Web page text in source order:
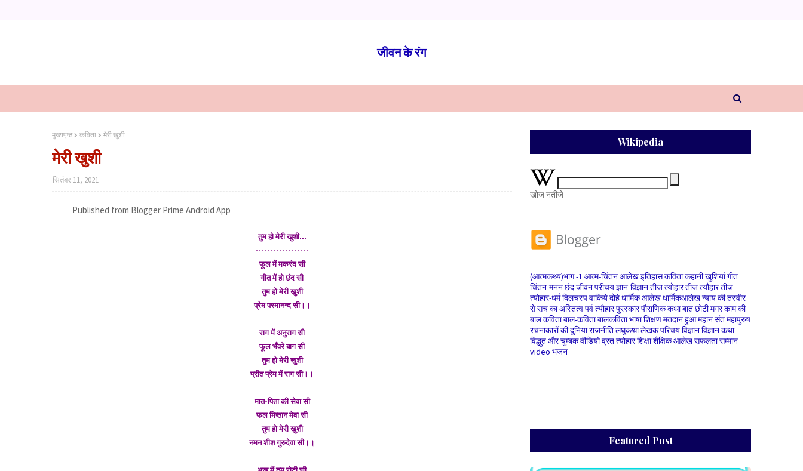
जीवन के रंग
मुख्यपृष्ठ कविता मेरी खुशी
मेरी खुशी
सितंबर 11, 2021
तुम हो मेरी खुशी...
------------------
फूल में मकरंद सी
गीत में हो छंद सी
तुम हो मेरी खुशी
प्रेम परमानन्द सी।।
राग में अनुराग सी
फूल भँवरे बाग सी
तुम हो मेरी खुशी
प्रीत प्रेम में राग सी।।
मात-पिता की सेवा सी
फल मिष्ठान मेवा सी
तुम हो मेरी खुशी
नमन शीश गुरुदेवा सी।।
Wikipedia
खोज नतीजे
(आत्मकथ्य)भाग -1 आत्म-चिंतनआलेखइतिहासकविताकहानीखुशियांगीत
चिंतन-मननछंदजीवन परीचयज्ञान-विज्ञानतीज त्योहारतीज त्यौहारतीज-
त्योहार-धर्मदिलचस्प वाकियेदोहेधार्मिक आलेखधार्मिकआलेखन्याय की तस्वीर
से सच का अस्तित्वपर्व त्यौहारपुरस्कारपौराणिक कथाबात छोटी मगर काम की
बाल कविताबाल-कविताबालकविताभाषा शिक्षणमतदान हुआमहान संतमहापुरुष
रचनाकारों की दुनियाराजनीतिलघुकथालेखक परिचयविज्ञानविज्ञान कथा
विद्धुत और चुम्बकवीडियोव्रत त्योहारशिक्षाशैक्षिक आलेखसफलतासम्मान
video भजन
Featured Post